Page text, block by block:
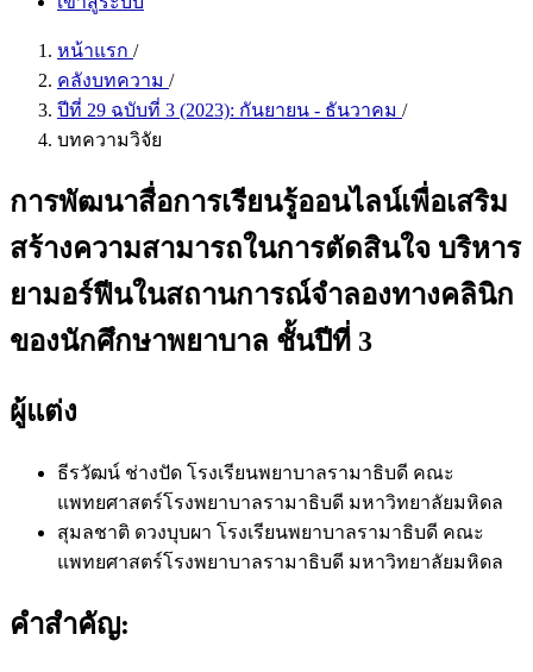
หน้าแรก /
คลังบทความ /
ปีที่ 29 ฉบับที่ 3 (2023): กันยายน - ธันวาคม /
บทความวิจัย
การพัฒนาสื่อการเรียนรู้ออนไลน์เพื่อเสริม
สร้างความสามารถในการตัดสินใจ บริหาร
ยามอร์ฟีนในสถานการณ์จำลองทางคลินิก
ของนักศึกษาพยาบาล ชั้นปีที่ 3
ผู้แต่ง
ธีรวัฒน์ ช่างปัด โรงเรียนพยาบาลรามาธิบดี คณะ
แพทยศาสตร์โรงพยาบาลรามาธิบดี มหาวิทยาลัยมหิดล
สุมลชาติ ดวงบุบผา โรงเรียนพยาบาลรามาธิบดี คณะ
แพทยศาสตร์โรงพยาบาลรามาธิบดี มหาวิทยาลัยมหิดล
คำสำคัญ: